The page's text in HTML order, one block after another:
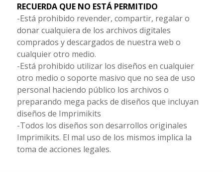
RECUERDA QUE NO ESTÁ PERMITIDO
-Está prohibido revender, compartir, regalar o
donar cualquiera de los archivos digitales
comprados y descargados de nuestra web o
cualquier otro medio.
-Está prohibido utilizar los diseños en cualquier
otro medio o soporte masivo que no sea de uso
personal haciendo público los archivos o
preparando mega packs de diseños que incluyan
diseños de Imprimikits
-Todos los diseños son desarrollos originales
Imprimikits. El mal uso de los mismos implica la
toma de acciones legales.